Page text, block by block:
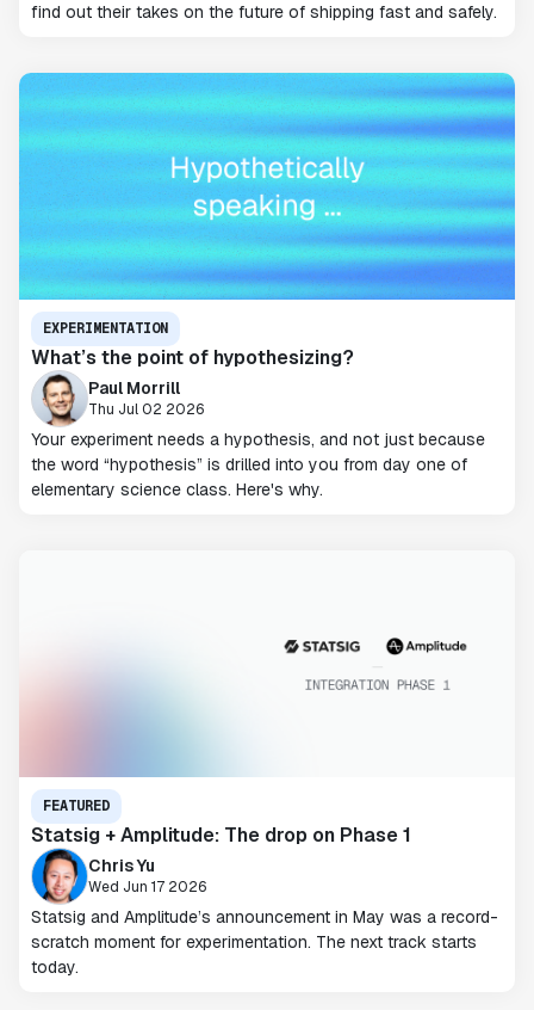
find out their takes on the future of shipping fast and safely.
EXPERIMENTATION
What’s the point of hypothesizing?
Paul Morrill
Thu Jul 02 2026
Your experiment needs a hypothesis, and not just because
the word “hypothesis” is drilled into you from day one of
elementary science class. Here's why.
FEATURED
Statsig + Amplitude: The drop on Phase 1
Chris Yu
Wed Jun 17 2026
Statsig and Amplitude’s announcement in May was a record-
scratch moment for experimentation. The next track starts
today.